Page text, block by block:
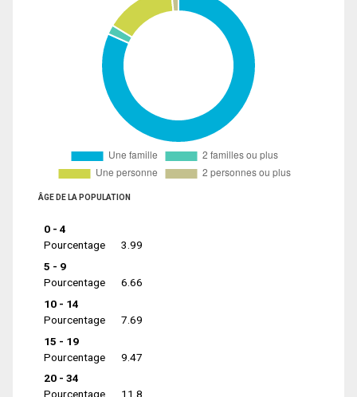
ÂGE DE LA POPULATION
0 - 4
Pourcentage
3.99
5 - 9
Pourcentage
6.66
10 - 14
Pourcentage
7.69
15 - 19
Pourcentage
9.47
20 - 34
Pourcentage
11.8